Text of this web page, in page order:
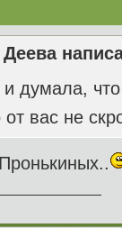
и думала,
от вас не